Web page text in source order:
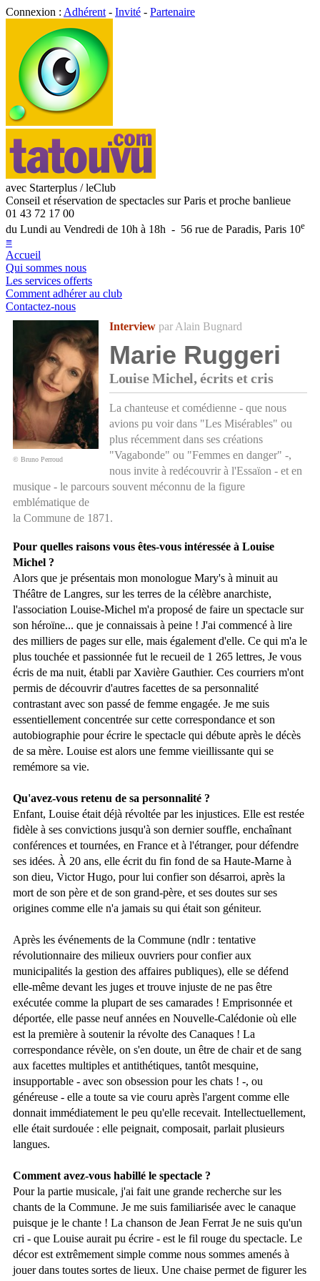
Connexion : Adhérent - Invité - Partenaire
avec Starterplus / leClub
Conseil et réservation de spectacles sur Paris et proche banlieue
01 43 72 17 00
du Lundi au Vendredi de 10h à 18h - 56 rue de Paradis, Paris 10e
≡
Accueil
Qui sommes nous
Les services offerts
Comment adhérer au club
Contactez-nous
© Bruno Perroud
Interview par Alain Bugnard
Marie Ruggeri
Louise Michel, écrits et cris
La chanteuse et comédienne - que nous
avions pu voir dans "Les Misérables" ou
plus récemment dans ses créations
"Vagabonde" ou "Femmes en danger" -,
nous invite à redécouvrir à l'Essaïon - et en
musique - le parcours souvent méconnu de la figure
emblématique de
la Commune de 1871.
Pour quelles raisons vous êtes-vous intéressée à Louise
Michel ?
Alors que je présentais mon monologue Mary's à minuit au
Théâtre de Langres, sur les terres de la célèbre anarchiste,
l'association Louise-Michel m'a proposé de faire un spectacle sur
son héroïne... que je connaissais à peine ! J'ai commencé à lire
des milliers de pages sur elle, mais également d'elle. Ce qui m'a le
plus touchée et passionnée fut le recueil de 1 265 lettres, Je vous
écris de ma nuit, établi par Xavière Gauthier. Ces courriers m'ont
permis de découvrir d'autres facettes de sa personnalité
contrastant avec son passé de femme engagée. Je me suis
essentiellement concentrée sur cette correspondance et son
autobiographie pour écrire le spectacle qui débute après le décès
de sa mère. Louise est alors une femme vieillissante qui se
remémore sa vie.
Qu'avez-vous retenu de sa personnalité ?
Enfant, Louise était déjà révoltée par les injustices. Elle est restée
fidèle à ses convictions jusqu'à son dernier souffle, enchaînant
conférences et tournées, en France et à l'étranger, pour défendre
ses idées. À 20 ans, elle écrit du fin fond de sa Haute-Marne à
son dieu, Victor Hugo, pour lui confier son désarroi, après la
mort de son père et de son grand-père, et ses doutes sur ses
origines comme elle n'a jamais su qui était son géniteur.
Après les événements de la Commune (ndlr : tentative
révolutionnaire des milieux ouvriers pour confier aux
municipalités la gestion des affaires publiques), elle se défend
elle-même devant les juges et trouve injuste de ne pas être
exécutée comme la plupart de ses camarades ! Emprisonnée et
déportée, elle passe neuf années en Nouvelle-Calédonie où elle
est la première à soutenir la révolte des Canaques ! La
correspondance révèle, on s'en doute, un être de chair et de sang
aux facettes multiples et antithétiques, tantôt mesquine,
insupportable - avec son obsession pour les chats ! -, ou
généreuse - elle a toute sa vie couru après l'argent comme elle
donnait immédiatement le peu qu'elle recevait. Intellectuellement,
elle était surdouée : elle peignait, composait, parlait plusieurs
langues.
Comment avez-vous habillé le spectacle ?
Pour la partie musicale, j'ai fait une grande recherche sur les
chants de la Commune. Je me suis familiarisée avec le canaque
puisque je le chante ! La chanson de Jean Ferrat Je ne suis qu'un
cri - que Louise aurait pu écrire - est le fil rouge du spectacle. Le
décor est extrêmement simple comme nous sommes amenés à
jouer dans toutes sortes de lieux. Une chaise permet de figurer les